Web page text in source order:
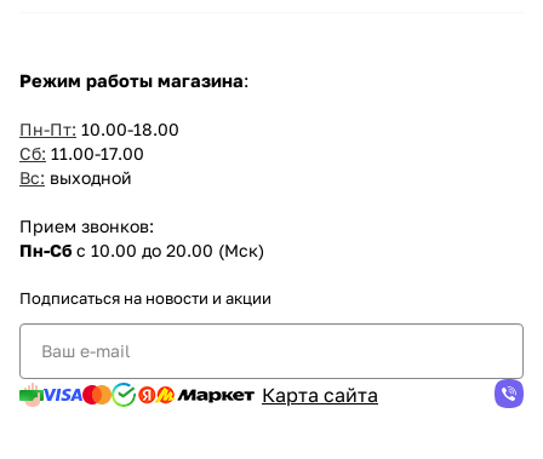
Режим работы магазина:
Пн-Пт: 10.00-18.00
Сб: 11.00-17.00
Вс: выходной
Прием звонков:
Пн-Сб с 10.00 до 20.00 (Мск)
Подписаться на новости и акции
Карта сайта